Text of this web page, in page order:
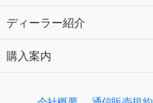
ディーラー紹介
購入案内